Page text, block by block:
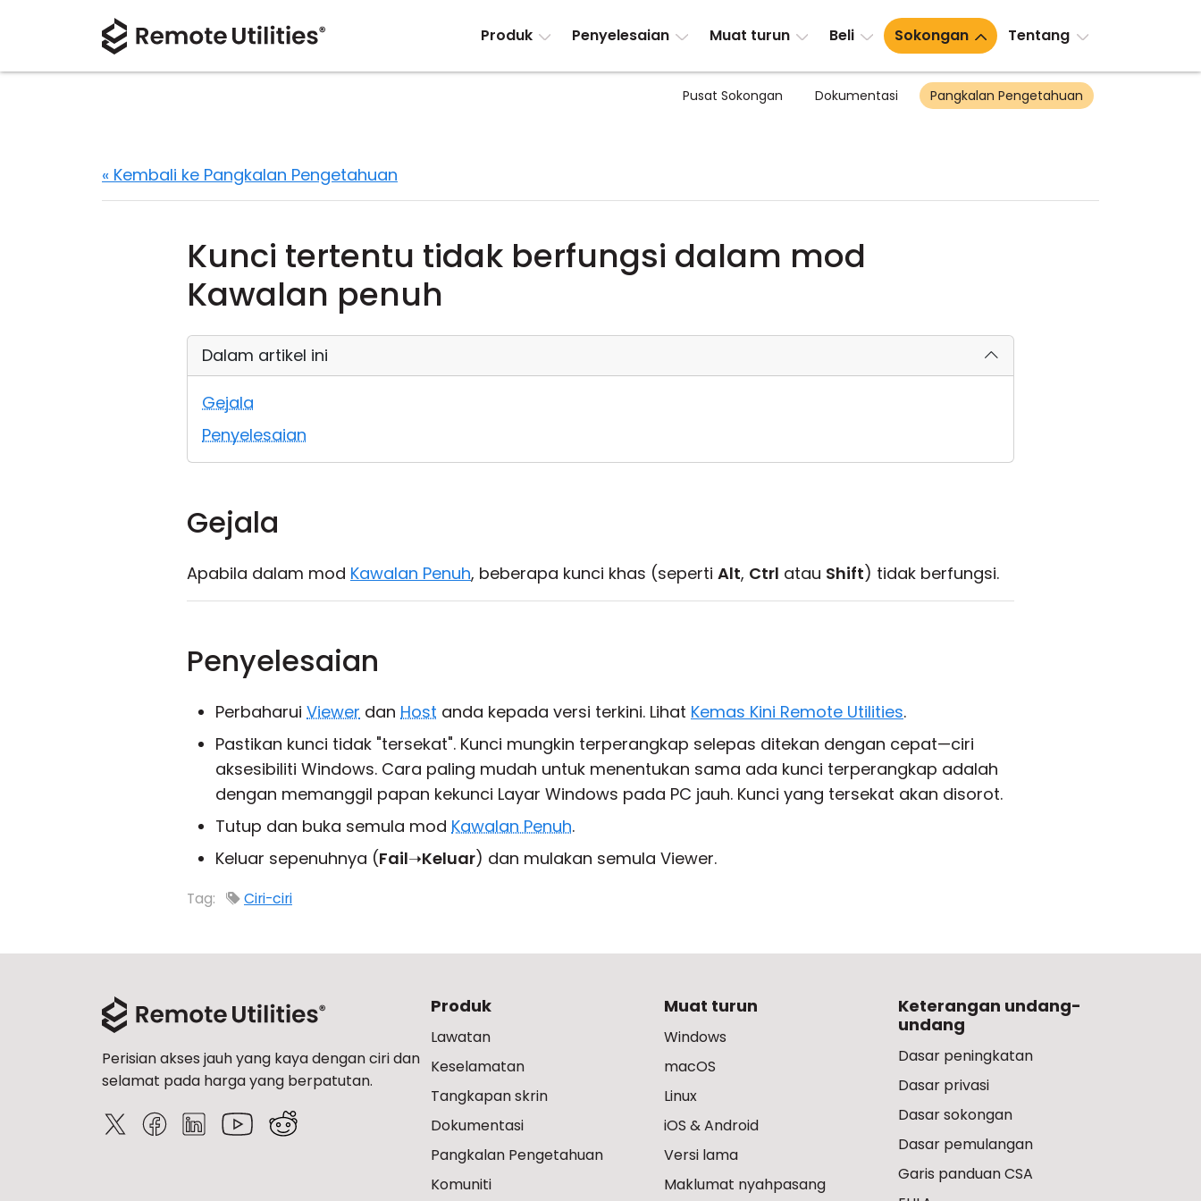
Produk Penyelesaian Muat turun Beli Sokongan Tentang
Pusat Sokongan Dokumentasi Pangkalan Pengetahuan
« Kembali ke Pangkalan Pengetahuan
Kunci tertentu tidak berfungsi dalam mod
Kawalan penuh
Dalam artikel ini
Gejala
Penyelesaian
Gejala
Apabila dalam mod Kawalan Penuh, beberapa kunci khas (seperti Alt, Ctrl atau Shift) tidak berfungsi.
Penyelesaian
Perbaharui Viewer dan Host anda kepada versi terkini. Lihat Kemas Kini Remote Utilities.
Pastikan kunci tidak "tersekat". Kunci mungkin terperangkap selepas ditekan dengan cepat—ciri
aksesibiliti Windows. Cara paling mudah untuk menentukan sama ada kunci terperangkap adalah
dengan memanggil papan kekunci Layar Windows pada PC jauh. Kunci yang tersekat akan disorot.
Tutup dan buka semula mod Kawalan Penuh.
Keluar sepenuhnya (Fail➝Keluar) dan mulakan semula Viewer.
Tag: Ciri-ciri
Perisian akses jauh yang kaya dengan ciri dan
selamat pada harga yang berpatutan.
Produk
Lawatan
Keselamatan
Tangkapan skrin
Dokumentasi
Pangkalan Pengetahuan
Komuniti
Muat turun
Windows
macOS
Linux
iOS & Android
Versi lama
Maklumat nyahpasang
Keterangan undang-
undang
Dasar peningkatan
Dasar privasi
Dasar sokongan
Dasar pemulangan
Garis panduan CSA